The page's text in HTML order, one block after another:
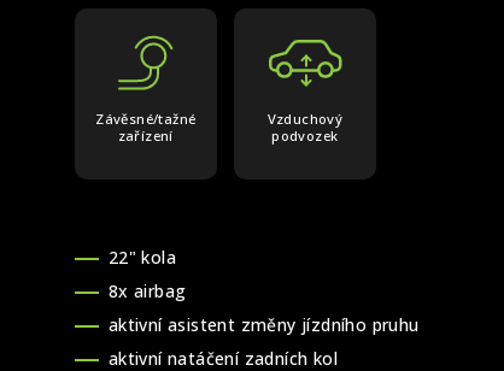
Závěsné/tažné
zařízení
Vzduchový
podvozek
22" kola
8x airbag
aktivní asistent změny jízdního pruhu
aktivní natáčení zadních kol